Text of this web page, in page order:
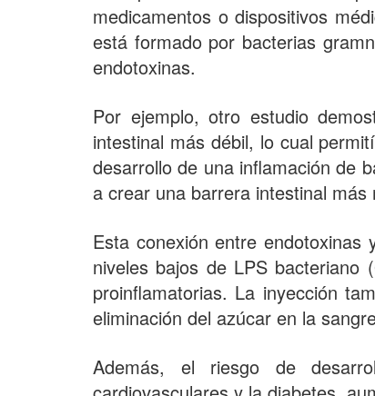
medicamentos o dispositivos
está formado por bacterias
endotoxinas.
Por ejemplo, otro estudio
intestinal más débil, lo cual
desarrollo de una inflamación de
a crear una barrera intestinal
Esta conexión entre
niveles bajos de LPS
proinflamatorias. La inyección
eliminación del azúcar en la
Además, el riesgo de